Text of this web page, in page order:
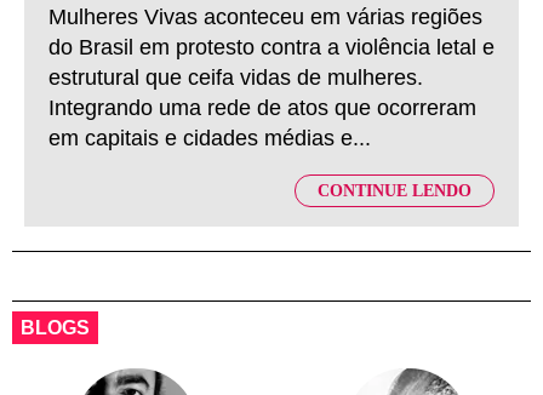
Mulheres Vivas aconteceu em várias regiões
do Brasil em protesto contra a violência letal e
estrutural que ceifa vidas de mulheres.
Integrando uma rede de atos que ocorreram
em capitais e cidades médias e...
CONTINUE LENDO
BLOGS